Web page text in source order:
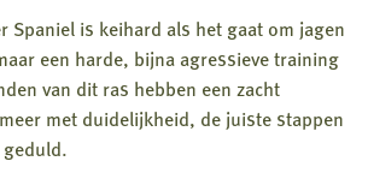
Spaniel is keihard als het gaat om jagen
een harde, bijna agressieve training
van dit ras hebben een zacht
met duidelijkheid, de juiste stappen